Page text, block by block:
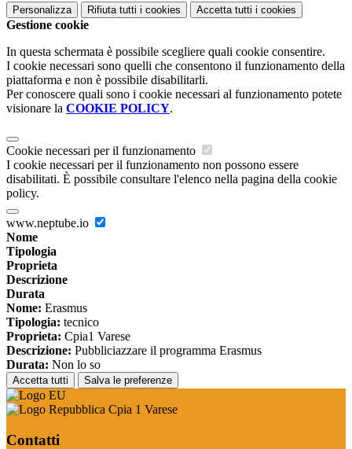
Personalizza Rifiuta tutti i cookies Accetta tutti i cookies
Gestione cookie
In questa schermata è possibile scegliere quali cookie consentire.
I cookie necessari sono quelli che consentono il funzionamento della
piattaforma e non è possibile disabilitarli.
Per conoscere quali sono i cookie necessari al funzionamento potete
visionare la COOKIE POLICY.
Cookie necessari per il funzionamento
I cookie necessari per il funzionamento non possono essere
disabilitati. È possibile consultare l'elenco nella pagina della cookie
policy.
www.neptube.io
Nome
Tipologia
Proprieta
Descrizione
Durata
Nome: Erasmus
Tipologia: tecnico
Proprieta: Cpia1 Varese
Descrizione: Pubbliciazzare il programma Erasmus
Durata: Non lo so
Accetta tutti Salva le preferenze
Cpia 1 Varese
Contatti